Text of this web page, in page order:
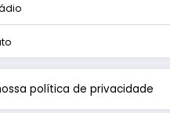
política de privacidade